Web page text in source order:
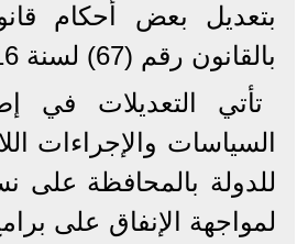
بتعديل بعض أحكام
بالقانون رقم (67) لسنة 2016.
تأتي التعديلات في
السياسات والإجراءات
للدولة بالمحافظة على
لمواجهة الإنفاق على